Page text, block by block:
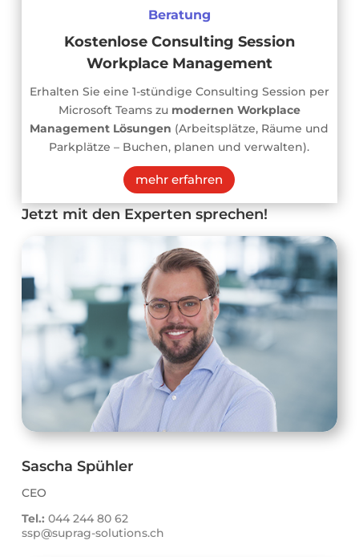
Beratung
Kostenlose Consulting Session
Workplace Management
Erhalten Sie eine 1-stündige Consulting Session per
Microsoft Teams zu modernen Workplace
Management Lösungen (Arbeitsplätze, Räume und
Parkplätze – Buchen, planen und verwalten).
mehr erfahren
Jetzt mit den Experten sprechen!
Sascha Spühler
CEO
Tel.: 044 244 80 62
ssp@suprag-solutions.ch